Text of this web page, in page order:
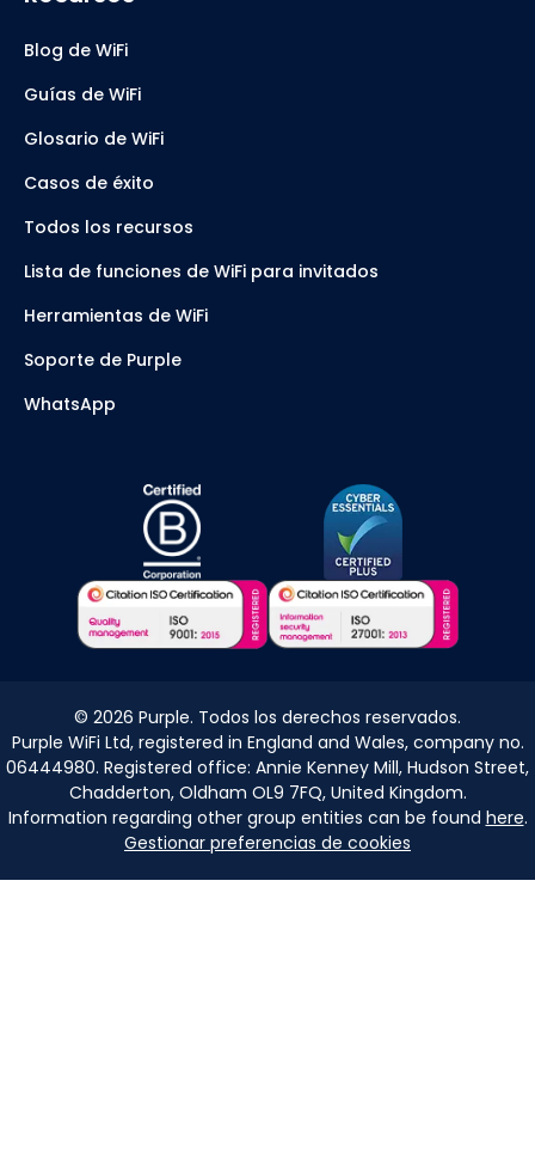
Blog de WiFi
Guías de WiFi
Glosario de WiFi
Casos de éxito
Todos los recursos
Lista de funciones de WiFi para invitados
Herramientas de WiFi
Soporte de Purple
WhatsApp
© 2026 Purple. Todos los derechos reservados.
Purple WiFi Ltd, registered in England and Wales, company no.
06444980. Registered office: Annie Kenney Mill, Hudson Street,
Chadderton, Oldham OL9 7FQ, United Kingdom.
Information regarding other group entities can be found here.
Gestionar preferencias de cookies